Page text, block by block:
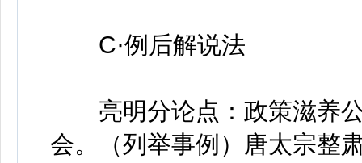
C·例后解说法
亮明分论点：政策滋养公
会。（列举事例）唐太宗整